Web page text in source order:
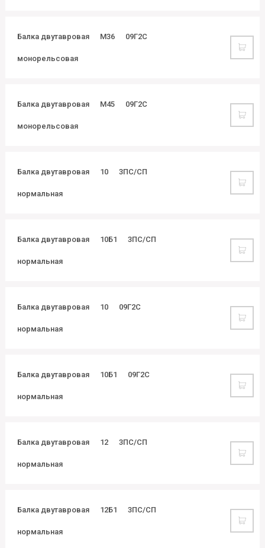
Балка двутавровая М36 09Г2С
монорельсовая
Балка двутавровая М45 09Г2С
монорельсовая
Балка двутавровая 10 3ПС/СП
нормальная
Балка двутавровая 10Б1 3ПС/СП
нормальная
Балка двутавровая 10 09Г2С
нормальная
Балка двутавровая 10Б1 09Г2С
нормальная
Балка двутавровая 12 3ПС/СП
нормальная
Балка двутавровая 12Б1 3ПС/СП
нормальная